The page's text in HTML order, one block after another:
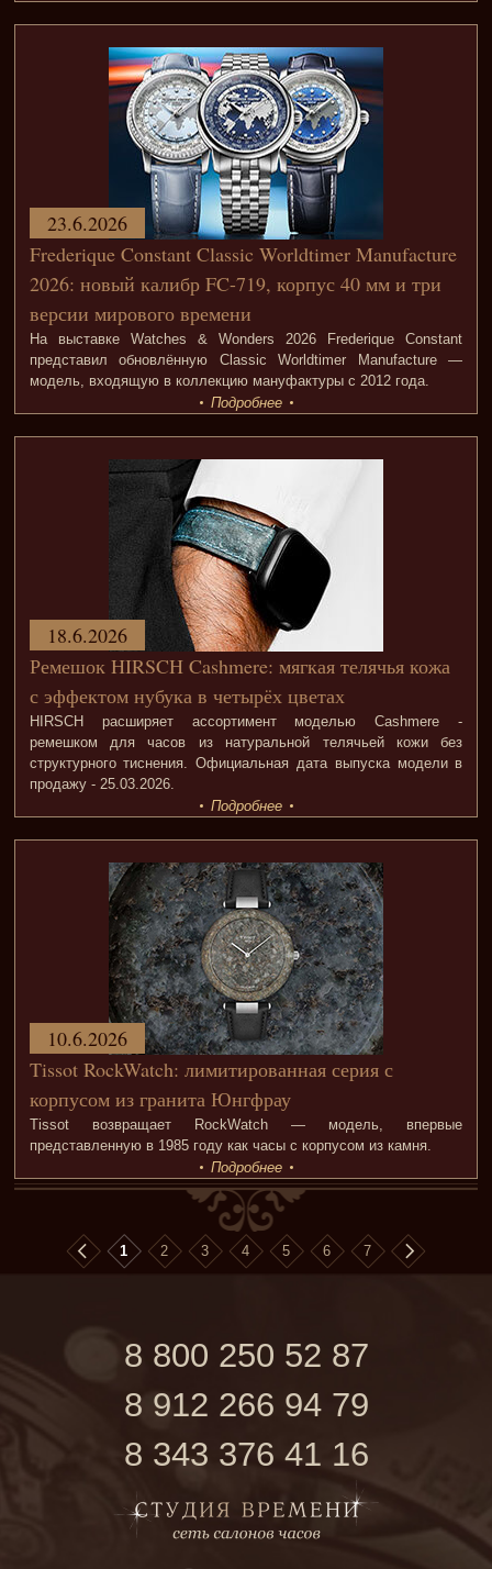
Frederique Constant Classic Worldtimer Manufacture
2026: новый калибр FC-719, корпус 40 мм и три
версии мирового времени
На выставке Watches & Wonders 2026 Frederique Constant
представил обновлённую Classic Worldtimer Manufacture —
модель, входящую в коллекцию мануфактуры с 2012 года.
23.6.2026
Подробнее
Ремешок HIRSCH Cashmere: мягкая телячья кожа
с эффектом нубука в четырёх цветах
HIRSCH расширяет ассортимент моделью Cashmere -
ремешком для часов из натуральной телячьей кожи без
структурного тиснения. Официальная дата выпуска модели в
продажу - 25.03.2026.
18.6.2026
Подробнее
Tissot RockWatch: лимитированная серия с
корпусом из гранита Юнгфрау
Tissot возвращает RockWatch — модель, впервые
представленную в 1985 году как часы с корпусом из камня.
10.6.2026
Подробнее
1 2 3 4 5 6 7
8 800 250 52 87
8 912 266 94 79
8 343 376 41 16